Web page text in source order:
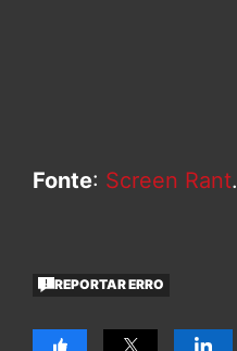
Fonte: Screen Rant.
REPORTAR ERRO